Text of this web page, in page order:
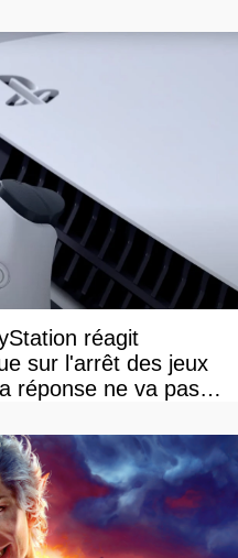
réagit
sur l'arrêt des jeux
réponse ne va pas